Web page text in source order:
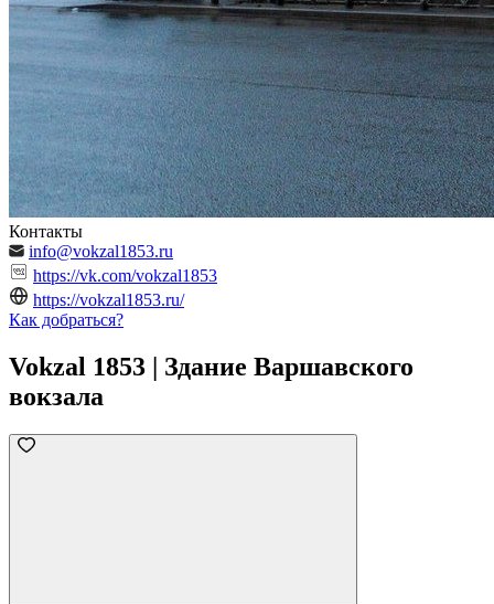
Контакты
info@vokzal1853.ru
https://vk.com/vokzal1853
https://vokzal1853.ru/
Как добраться?
Vokzal 1853 | Здание Варшавского
вокзала